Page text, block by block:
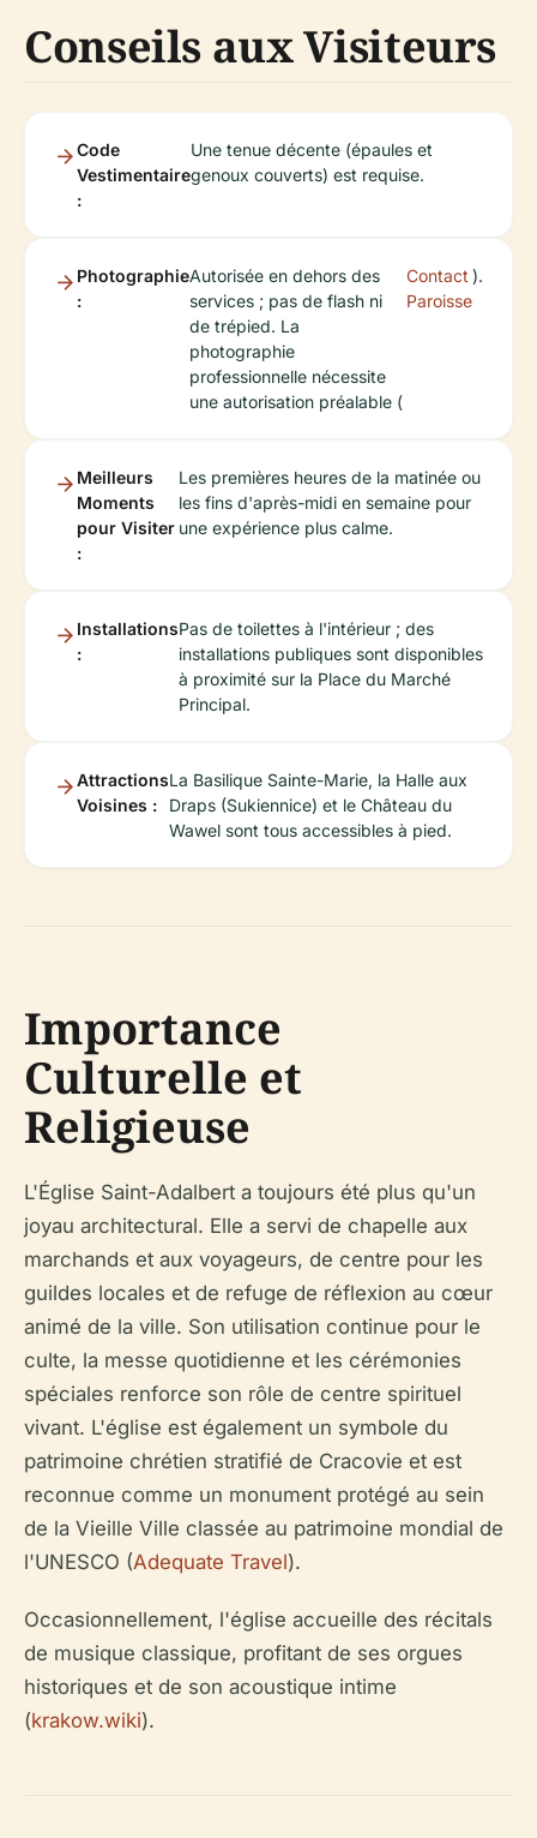
Conseils aux Visiteurs
Code
Vestimentaire
:
Une tenue décente (épaules et
genoux couverts) est requise.
Photographie
:
Autorisée en dehors des
services ; pas de flash ni
de trépied. La
photographie
professionnelle nécessite
une autorisation préalable (
Contact
Paroisse
).
Meilleurs
Moments
pour Visiter
:
Les premières heures de la matinée ou
les fins d'après-midi en semaine pour
une expérience plus calme.
Installations
:
Pas de toilettes à l'intérieur ; des
installations publiques sont disponibles
à proximité sur la Place du Marché
Principal.
Attractions
Voisines :
La Basilique Sainte-Marie, la Halle aux
Draps (Sukiennice) et le Château du
Wawel sont tous accessibles à pied.
Importance
Culturelle et
Religieuse
L'Église Saint-Adalbert a toujours été plus qu'un
joyau architectural. Elle a servi de chapelle aux
marchands et aux voyageurs, de centre pour les
guildes locales et de refuge de réflexion au cœur
animé de la ville. Son utilisation continue pour le
culte, la messe quotidienne et les cérémonies
spéciales renforce son rôle de centre spirituel
vivant. L'église est également un symbole du
patrimoine chrétien stratifié de Cracovie et est
reconnue comme un monument protégé au sein
de la Vieille Ville classée au patrimoine mondial de
l'UNESCO (Adequate Travel).
Occasionnellement, l'église accueille des récitals
de musique classique, profitant de ses orgues
historiques et de son acoustique intime
(krakow.wiki).